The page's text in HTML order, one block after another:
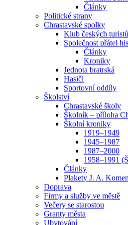
Články
Politické strany
Chrastavské spolky
Klub českých
Společnost přátel
Články
Kroniky
Jednota bratrská
Hasiči
Sportovní oddíly
Školství
Chrastavské školy
Školník – příloha
Školní kroniky
1919–1949
1945–1987
1987–2000
1958–1991
Články
Plakety J. A.
Doprava
Firmy a služby ve městě
Večery se starostou
Granty města
Ubytování